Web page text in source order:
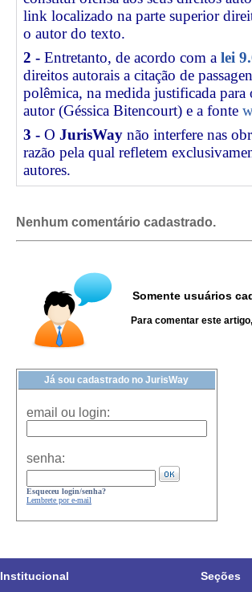
link localizado na parte superior
o autor do texto.
2 - Entretanto, de acordo com a lei
direitos autorais a citação de
polêmica, na medida justificada
autor (Géssica Bitencourt) e a fonte
3 - O JurisWay não interfere nas
razão pela qual refletem
autores.
Nenhum comentário cadastrado.
Somente usuários
Para comentar este
Já sou cadastrado no JurisWay
email ou login:
senha:
Esqueceu login/senha?
Lembrete por e-mail
Institucional Seções